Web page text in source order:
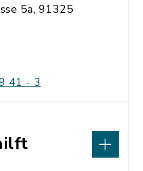
5a, 91325
41 - 3